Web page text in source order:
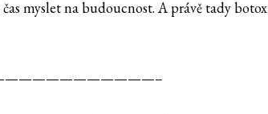
myslet na budoucnost. A právě tady botox